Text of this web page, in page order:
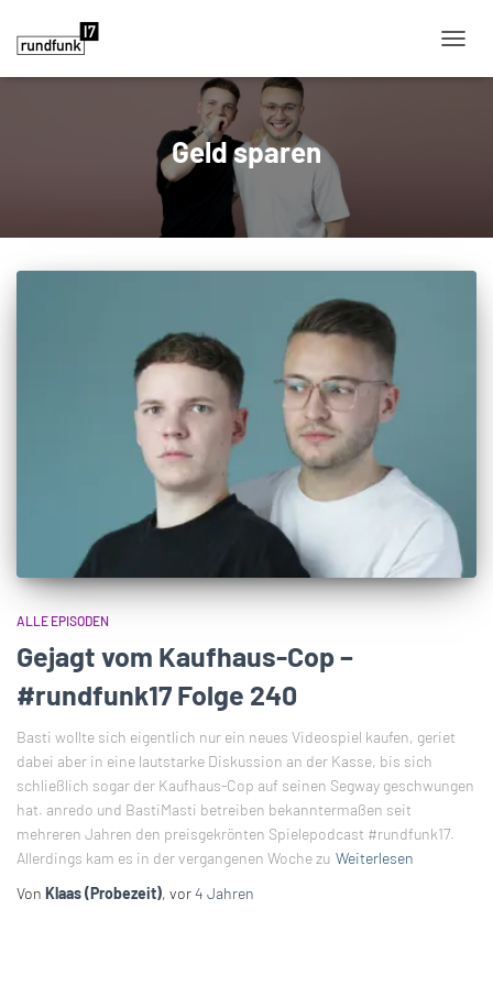
Geld sparen
ALLE EPISODEN
Gejagt vom Kaufhaus-Cop –
#rundfunk17 Folge 240
Basti wollte sich eigentlich nur ein neues Videospiel kaufen, geriet
dabei aber in eine lautstarke Diskussion an der Kasse, bis sich
schließlich sogar der Kaufhaus-Cop auf seinen Segway geschwungen
hat. anredo und BastiMasti betreiben bekanntermaßen seit
mehreren Jahren den preisgekrönten Spielepodcast #rundfunk17.
Allerdings kam es in der vergangenen Woche zu Weiterlesen
Von Klaas (Probezeit), vor4 Jahren